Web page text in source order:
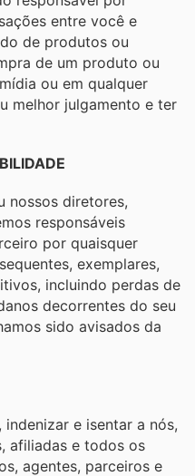
entre você e
de produtos ou
de um produto ou
ou em qualquer
melhor julgamento e ter
nossos diretores,
responsáveis
por quaisquer
exemplares,
incluindo perdas de
decorrentes do seu
sido avisados ​​da
e isentar a nós,
afiliadas e todos os
agentes, parceiros e